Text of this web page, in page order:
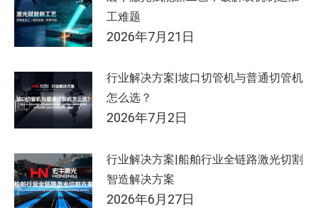
工难题
2026年7月21日
行业解决方案|坡口切管机与普通切管机
怎么选？
2026年7月2日
行业解决方案|船舶行业全链路激光切割
智造解决方案
2026年6月27日